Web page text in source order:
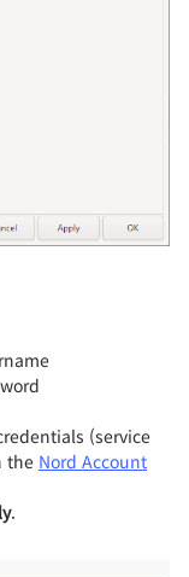
(service
the Nord Account
.